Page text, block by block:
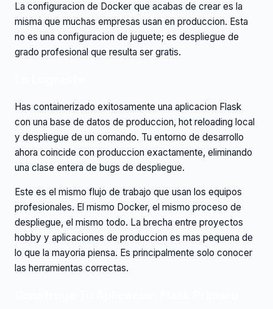
La configuracion de Docker que acabas de crear es la
misma que muchas empresas usan en produccion. Esta
no es una configuracion de juguete; es despliegue de
grado profesional que resulta ser gratis.
Has containerizado exitosamente una aplicacion Flask
con una base de datos de produccion, hot reloading local
y despliegue de un comando. Tu entorno de desarrollo
ahora coincide con produccion exactamente, eliminando
una clase entera de bugs de despliegue.
Este es el mismo flujo de trabajo que usan los equipos
profesionales. El mismo Docker, el mismo proceso de
despliegue, el mismo todo. La brecha entre proyectos
hobby y aplicaciones de produccion es mas pequena de
lo que la mayoria piensa. Es principalmente solo conocer
las herramientas correctas.